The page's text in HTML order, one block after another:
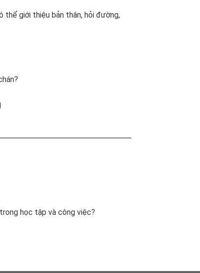
thể giới thiệu bản thân, hỏi đường,
học tập và công việc?